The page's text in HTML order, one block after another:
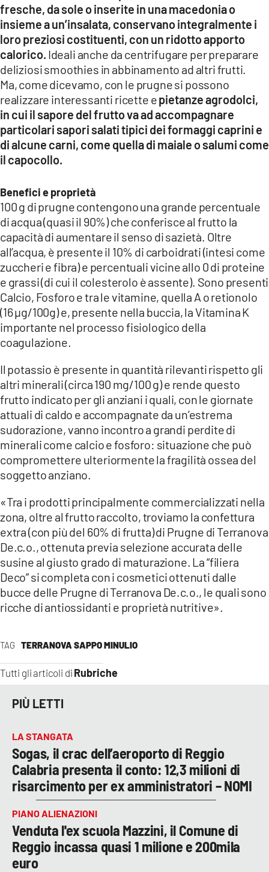
TAG TERRANOVA SAPPO MINULIO
Tutti gli articoli di Rubriche
fresche, da sole o inserite in una macedonia o
insieme a un’insalata, conservano integralmente i
loro preziosi costituenti, con un ridotto apporto
calorico. Ideali anche da centrifugare per preparare
deliziosi smoothies in abbinamento ad altri frutti.
Ma, come dicevamo, con le prugne si possono
realizzare interessanti ricette epietanze agrodolci,
in cui il sapore del frutto va ad accompagnare
particolari sapori salati tipici dei formaggi caprini e
di alcune carni, come quella di maiale o salumi come
il capocollo.
Benefici e proprietà
100 g di prugne contengono una grande percentuale
di acqua (quasi il 90%) che conferisce al frutto la
capacità di aumentare il senso di sazietà. Oltre
all’acqua, è presente il 10% di carboidrati (intesi come
zuccheri e fibra) e percentuali vicine allo 0 di proteine
e grassi (di cui il colesterolo è assente). Sono presenti
Calcio, Fosforo e tra le vitamine, quella A o retionolo
(16 µg/100g) e, presente nella buccia, la Vitamina K
importante nel processo fisiologico della
coagulazione.
Il potassio è presente in quantità rilevanti rispetto gli
altri minerali (circa 190 mg/100 g) e rende questo
frutto indicato per gli anziani i quali, con le giornate
attuali di caldo e accompagnate da un’estrema
sudorazione, vanno incontro a grandi perdite di
minerali come calcio e fosforo: situazione che può
compromettere ulteriormente la fragilità ossea del
soggetto anziano.
«Tra i prodotti principalmente commercializzati nella
zona, oltre al frutto raccolto, troviamo la confettura
extra (con più del 60% di frutta) di Prugne di Terranova
De.c.o., ottenuta previa selezione accurata delle
susine al giusto grado di maturazione. La “filiera
Deco” si completa con i cosmetici ottenuti dalle
bucce delle Prugne di Terranova De.c.o., le quali sono
ricche di antiossidanti e proprietà nutritive».
PIÙ LETTI
LA STANGATA
Sogas, il crac dell’aeroporto di Reggio
Calabria presenta il conto: 12,3 milioni di
risarcimento per ex amministratori – NOMI
PIANO ALIENAZIONI
Venduta l'ex scuola Mazzini, il Comune di
Reggio incassa quasi 1 milione e 200mila
euro